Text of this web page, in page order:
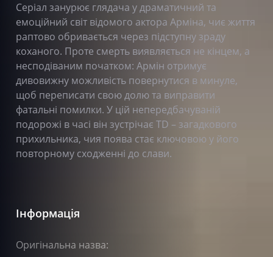
Серіал занурює глядача у драматичний та
емоційний світ відомого актора Арміна, чиє життя
раптово обривається через підступну зраду
коханого. Проте смерть виявляється не кінцем, а
несподіваним початком: Армін отримує
дивовижну можливість повернутися в минуле,
щоб переписати свою долю та виправити
фатальні помилки. У цій непередбачуваній
подорожі в часі він зустрічає TD – загадкового
прихильника, чия поява стає ключовою у його
повторному сходженні до слави.
Інформація
Оригінальна назва: